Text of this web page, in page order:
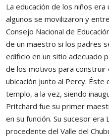
La educación de los niños
algunos se movilizaron y
Consejo Nacional de
de un maestro si los padres
edificio en un sitio adecuado
de los motivos para construir
ubicación junto al Percy. Éste
templo, a la vez, siendo
Pritchard fue su primer
en su función. Su sucesor era
procedente del Valle del